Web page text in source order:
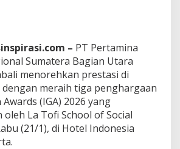
j
– PT Pertamina
Sumatera Bagian Utara
menorehkan prestasi di
meraih tiga penghargaan
(IGA) 2026 yang
La Tofi School of Social
(21/1), di Hotel Indonesia